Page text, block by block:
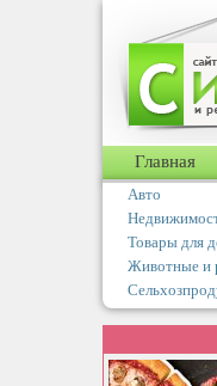
Главная
Авто
Товары для
Животные и